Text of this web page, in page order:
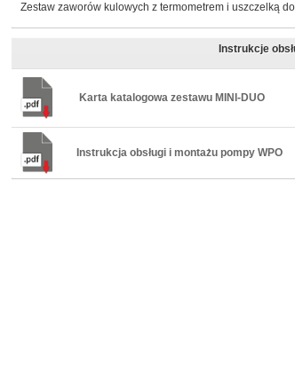
Zestaw zaworów kulowych z termometrem i uszczelką
Instrukcje
Karta katalogowa zestawu MINI-DUO
Instrukcja obsługi i montażu pompy WPO